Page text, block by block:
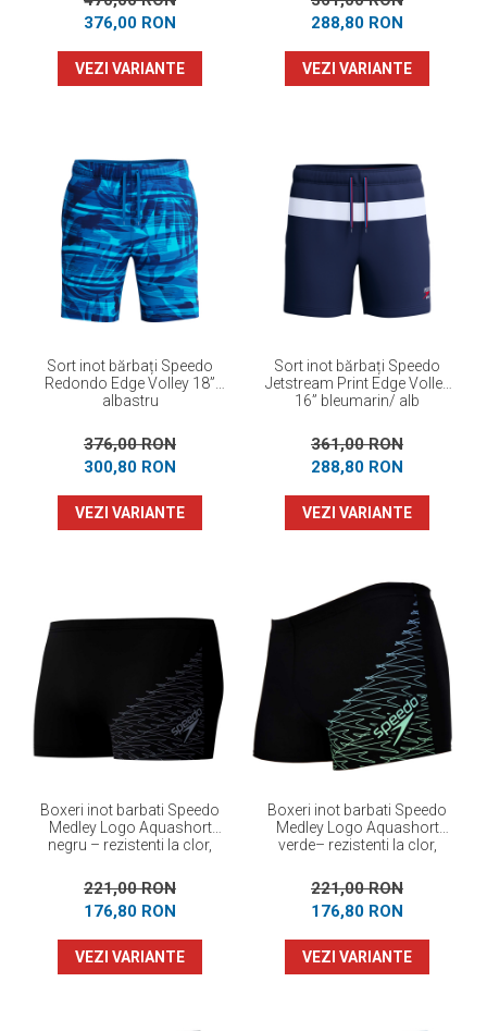
376,00 RON
VEZI VARIANTE
288,80 RON
VEZI VARIANTE
Sort inot bărbați Speedo
Redondo Edge Volley 18”
albastru
376,00 RON
300,80 RON
VEZI VARIANTE
Sort inot bărbați Speedo
Jetstream Print Edge Volley
16” bleumarin/ alb
361,00 RON
288,80 RON
VEZI VARIANTE
Boxeri inot barbati Speedo
Medley Logo Aquashort
negru – rezistenti la clor,
221,00 RON
176,80 RON
VEZI VARIANTE
Boxeri inot barbati Speedo
Medley Logo Aquashort
verde– rezistenti la clor,
221,00 RON
176,80 RON
VEZI VARIANTE